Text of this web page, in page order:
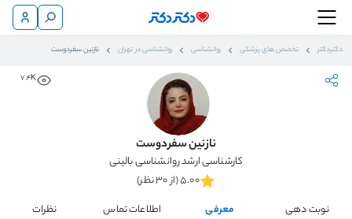
دکتردکتر تخصص های پزشکی روانشناسی روانشناسی در تهران نازنین سفردوست
7.4K
نازنین سفردوست
کارشناسی ارشد روانشناسی بالینی
5.00 (از 30 نظر)
نوبت دهی
معرفی اطلاعات تماس نظرات